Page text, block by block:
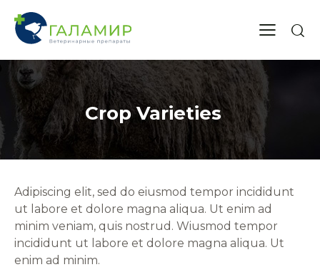
Crop Varieties
+375 (29)737 14 55
Adipiscing elit, sed do eiusmod tempor incididunt
ut labore et dolore magna aliqua. Ut enim ad
minim veniam, quis nostrud. Wiusmod tempor
incididunt ut labore et dolore magna aliqua. Ut
enim ad minim.